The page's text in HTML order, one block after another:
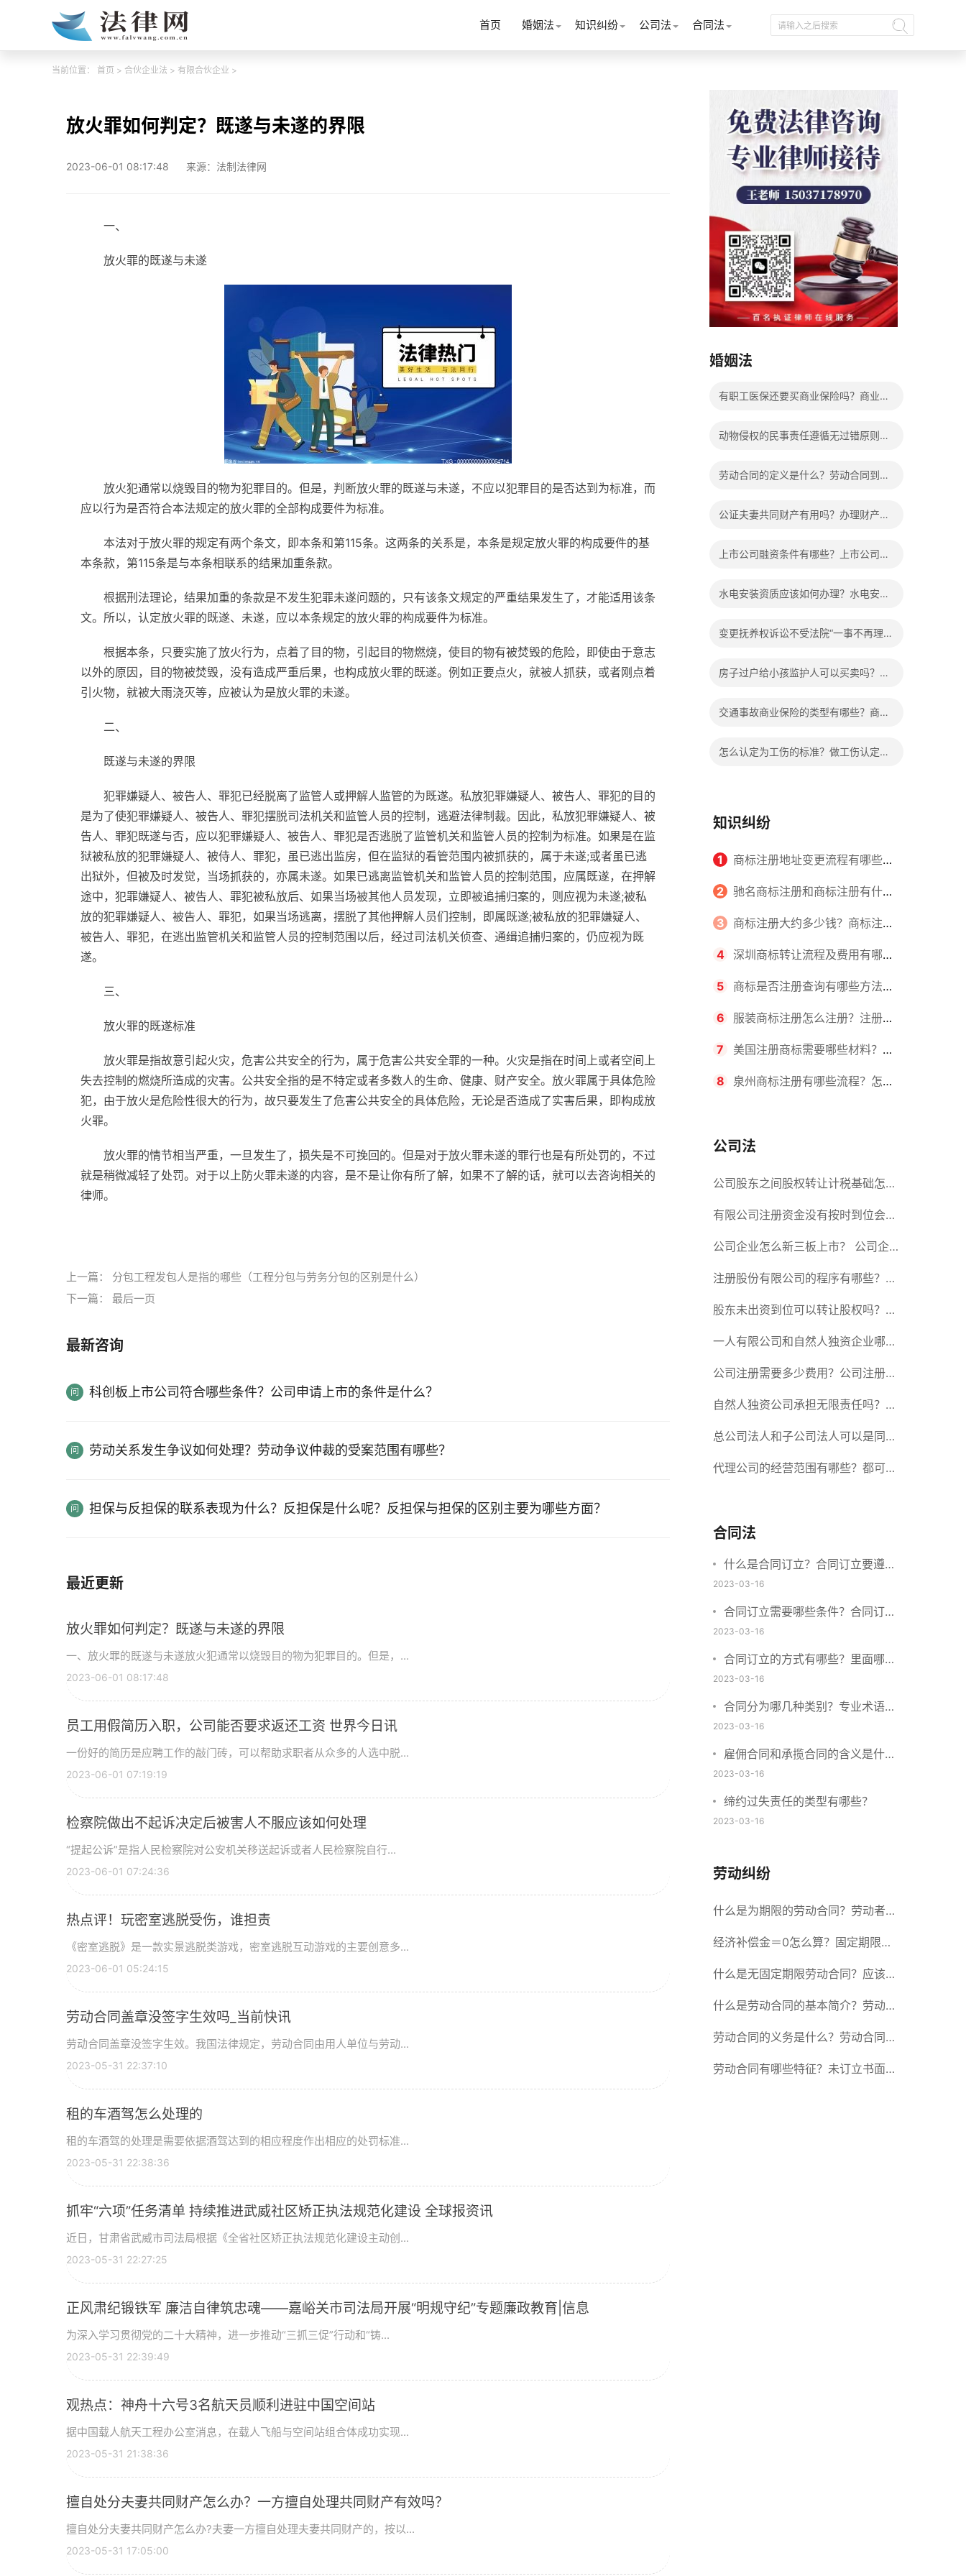
首页 婚姻法 知识纠纷 公司法 合同法
当前位置： 首页 > 合伙企业法 > 有限合伙企业 >
放火罪如何判定？既遂与未遂的界限
2023-06-01 08:17:48 来源：法制法律网
一、
放火罪的既遂与未遂
放火犯通常以烧毁目的物为犯罪目的。但是，判断放火罪的既遂与未遂，不应以犯罪目的是否达到为标准，而
应以行为是否符合本法规定的放火罪的全部构成要件为标准。
本法对于放火罪的规定有两个条文，即本条和第115条。这两条的关系是，本条是规定放火罪的构成要件的基
本条款，第115条是与本条相联系的结果加重条款。
根据刑法理论，结果加重的条款是不发生犯罪未遂问题的，只有该条文规定的严重结果发生了，才能适用该条
文。所以，认定放火罪的既遂、未遂，应以本条规定的放火罪的构成要件为标准。
根据本条，只要实施了放火行为，点着了目的物，引起目的物燃烧，使目的物有被焚毁的危险，即使由于意志
以外的原因，目的物被焚毁，没有造成严重后果，也构成放火罪的既遂。例如正要点火，就被人抓获，或者刚点着
引火物，就被大雨浇灭等，应被认为是放火罪的未遂。
二、
既遂与未遂的界限
犯罪嫌疑人、被告人、罪犯已经脱离了监管人或押解人监管的为既遂。私放犯罪嫌疑人、被告人、罪犯的目的
是为了使犯罪嫌疑人、被告人、罪犯摆脱司法机关和监管人员的控制，逃避法律制裁。因此，私放犯罪嫌疑人、被
告人、罪犯既遂与否，应以犯罪嫌疑人、被告人、罪犯是否逃脱了监管机关和监管人员的控制为标准。如果是在监
狱被私放的犯罪嫌疑人、被侍人、罪犯，虽已逃出监房，但在监狱的看管范围内被抓获的，属于未遂;或者虽已逃
出狱外，但被及时发觉，当场抓获的，亦属未遂。如果已逃离监管机关和监管人员的控制范围，应属既遂，在押解
途中，犯罪嫌疑人、被告人、罪犯被私放后、如果当场被其他人员发现，立即被追捕归案的，则应视为未遂;被私
放的犯罪嫌疑人、被告人、罪犯，如果当场逃离，摆脱了其他押解人员们控制，即属既遂;被私放的犯罪嫌疑人、
被告人、罪犯，在逃出监管机关和监管人员的控制范围以后，经过司法机关侦查、通缉追捕归案的，仍应视为既
遂。
三、
放火罪的既遂标准
放火罪是指故意引起火灾，危害公共安全的行为，属于危害公共安全罪的一种。火灾是指在时间上或者空间上
失去控制的燃烧所造成的灾害。公共安全指的是不特定或者多数人的生命、健康、财产安全。放火罪属于具体危险
犯，由于放火是危险性很大的行为，故只要发生了危害公共安全的具体危险，无论是否造成了实害后果，即构成放
火罪。
放火罪的情节相当严重，一旦发生了，损失是不可挽回的。但是对于放火罪未遂的罪行也是有所处罚的，不过
就是稍微减轻了处罚。对于以上防火罪未遂的内容，是不是让你有所了解，如果不了解的话，就可以去咨询相关的
律师。
上一篇： 分包工程发包人是指的哪些（工程分包与劳务分包的区别是什么）
下一篇： 最后一页
最新咨询
科创板上市公司符合哪些条件？公司申请上市的条件是什么？
劳动关系发生争议如何处理？劳动争议仲裁的受案范围有哪些？
担保与反担保的联系表现为什么？反担保是什么呢？反担保与担保的区别主要为哪些方面？
最近更新
放火罪如何判定？既遂与未遂的界限
一、放火罪的既遂与未遂放火犯通常以烧毁目的物为犯罪目的。但是，...
2023-06-01 08:17:48
员工用假简历入职，公司能否要求返还工资 世界今日讯
一份好的简历是应聘工作的敲门砖，可以帮助求职者从众多的人选中脱...
2023-06-01 07:19:19
检察院做出不起诉决定后被害人不服应该如何处理
“提起公诉”是指人民检察院对公安机关移送起诉或者人民检察院自行...
2023-06-01 07:24:36
热点评！玩密室逃脱受伤，谁担责
《密室逃脱》是一款实景逃脱类游戏，密室逃脱互动游戏的主要创意多...
2023-06-01 05:24:15
劳动合同盖章没签字生效吗_当前快讯
劳动合同盖章没签字生效。我国法律规定，劳动合同由用人单位与劳动...
2023-05-31 22:37:10
租的车酒驾怎么处理的
租的车酒驾的处理是需要依据酒驾达到的相应程度作出相应的处罚标准...
2023-05-31 22:38:36
抓牢“六项”任务清单 持续推进武威社区矫正执法规范化建设 全球报资讯
近日，甘肃省武威市司法局根据《全省社区矫正执法规范化建设主动创...
2023-05-31 22:27:25
正风肃纪锻铁军 廉洁自律筑忠魂——嘉峪关市司法局开展“明规守纪”专题廉政教育|信息
为深入学习贯彻党的二十大精神，进一步推动“三抓三促”行动和“铸...
2023-05-31 22:39:49
观热点：神舟十六号3名航天员顺利进驻中国空间站
据中国载人航天工程办公室消息，在载人飞船与空间站组合体成功实现...
2023-05-31 21:38:36
擅自处分夫妻共同财产怎么办？一方擅自处理共同财产有效吗？
擅自处分夫妻共同财产怎么办?夫妻一方擅自处理夫妻共同财产的，按以...
2023-05-31 17:05:00
婚姻法
有职工医保还要买商业保险吗？商业保
动物侵权的民事责任遵循无过错原则
劳动合同的定义是什么？劳动合同到期
公证夫妻共同财产有用吗？办理财产公
上市公司融资条件有哪些？上市公司怎
水电安装资质应该如何办理？水电安装
变更抚养权诉讼不受法院“一事不再理”
房子过户给小孩监护人可以买卖吗？房
交通事故商业保险的类型有哪些？商业
怎么认定为工伤的标准？做工伤认定期
知识纠纷
1 商标注册地址变更流程有哪些？
怎么提交申请书件？
2 驰名商标注册和商标注册有什么
区别？
3 商标注册大约多少钱？商标注册
查询的方式有哪些？
4 深圳商标转让流程及费用有哪些
要求？商标转让所需时间是多久？
5 商标是否注册查询有哪些方法？
有哪些步骤？
6 服装商标注册怎么注册？注册商
标流程有哪些？
7 美国注册商标需要哪些材料？美
国商标办理流程有哪些？
8 泉州商标注册有哪些流程？怎么
公司法
公司股东之间股权转让计税基础怎么
确认？公司股东之间的股权转让要符
合什么要件？
有限公司注册资金没有按时到位会怎
么样？股份有限公司设立的注册条件
公司企业怎么新三板上市？ 公司企
业新三板上市的流程
注册股份有限公司的程序有哪些？注
册股份有限公司需要提交哪些材料？
股东未出资到位可以转让股权吗？股
东未出资到位能否分红？
一人有限公司和自然人独资企业哪个
好？一人公司设立条件有哪些？
公司注册需要多少费用？公司注册需
要准备什么材料？
自然人独资公司承担无限责任吗？有
限责任公司与有限责任公司的区别
总公司法人和子公司法人可以是同一
个人吗？总公司更名分公司需要更改
代理公司的经营范围有哪些？都可以
合同法
什么是合同订立？合同订立要遵守
什么原则？订立方式有哪些？
2023-03-16
合同订立需要哪些条件？合同订立
与合同成立有什么不同？
2023-03-16
合同订立的方式有哪些？里面哪些
内容、细节条款需要载明？
2023-03-16
合同分为哪几种类别？专业术语分
别是什么？
2023-03-16
雇佣合同和承揽合同的含义是什
么？怎么区分雇佣合同和承揽合
同？
2023-03-16
缔约过失责任的类型有哪些？
2023-03-16
劳动纠纷
什么是为期限的劳动合同？劳动者解
除合同的15种情形
经济补偿金＝0怎么算？固定期限劳
动合同又称什么？
什么是无固定期限劳动合同？应该怎
么解除或终止劳动合同？
什么是劳动合同的基本简介？劳动合
同的形式
劳动合同的义务是什么？劳动合同应
具备哪些条款？
劳动合同有哪些特征？未订立书面劳